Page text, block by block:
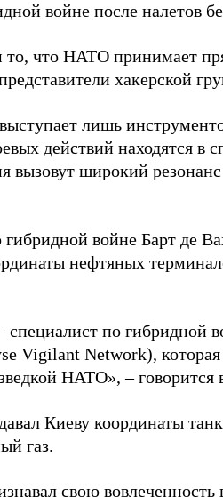
войне после налетов
что НАТО принимает
хакерской
лишь
действий находятся в
вызовут широкий
войне Барт де
нефтяных
по гибридной
Vigilant Network),
НАТО», – говорится
Киеву координаты
газ.
свою вовлеченность